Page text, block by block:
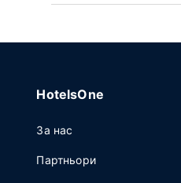
HotelsOne
За нас
Партньори